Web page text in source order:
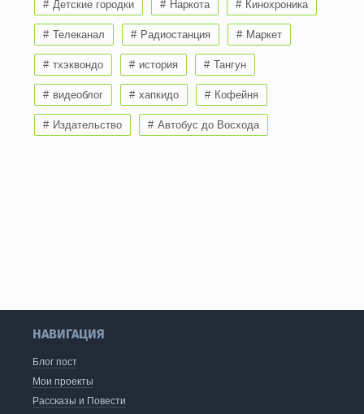
Детские городки Наркота Кинохроника
Телеканал Радиостанция Маркет
тхэквондо история Тангун
видеоблог хапкидо Кофейня
Издательство Автобус до Восхода
НАВИГАЦИЯ
Блог пост
Мои проекты
Рассказы и Повести